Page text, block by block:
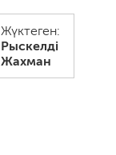
Жүктеген:
Рыскелді
Жахман